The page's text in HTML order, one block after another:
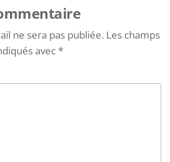
ne sera pas publiée. Les champs
avec*